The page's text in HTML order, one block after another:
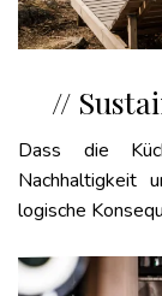
//
Dass die
Nachhaltigkeit
logische